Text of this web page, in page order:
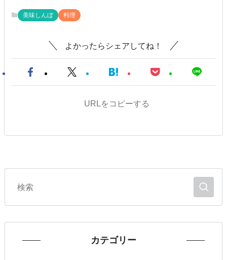
美味しんぼ 料理
よかったらシェアしてね！
URLをコピーする
カテゴリー